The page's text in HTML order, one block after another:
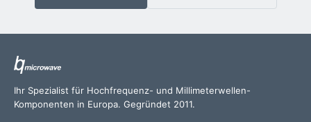
Ihr Spezialist für Hochfrequenz- und Millimeterwellen-
Komponenten in Europa. Gegründet 2011.